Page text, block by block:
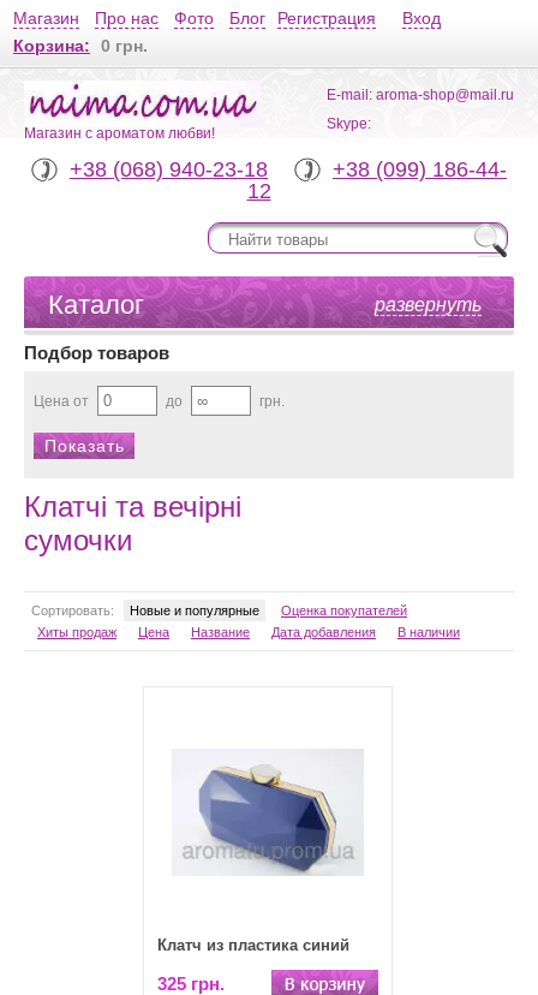
Магазин Про нас Фото Блог Регистрация
Вход
Корзина:
0 грн.
Магазин с ароматом любви!
+38 (068) 940-23-18
+38 (099) 186-44-
12
E-mail: aroma-shop@mail.ru
Skype:
развернуть
Каталог
Подбор товаров
Цена от до грн.
Клатчі та вечірні
сумочки
Сортировать: Новые и популярные
Оценка покупателей
Хиты продаж
Цена Название Дата добавления В наличии
Клатч из пластика синий
325 грн.